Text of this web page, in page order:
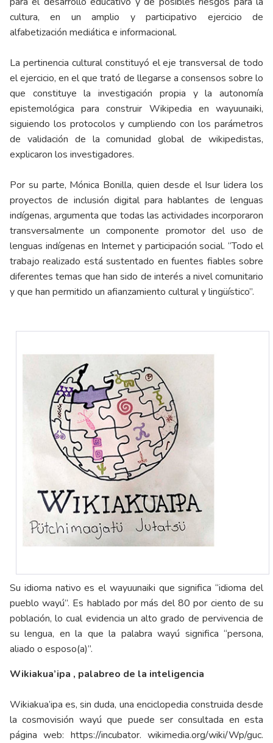
cultura, en un amplio y participativo ejercicio de
alfabetización mediática e informacional.
La pertinencia cultural constituyó el eje transversal de todo
el ejercicio, en el que trató de llegarse a consensos sobre lo
que constituye la investigación propia y la autonomía
epistemológica para construir Wikipedia en wayuunaiki,
siguiendo los protocolos y cumpliendo con los parámetros
de validación de la comunidad global de wikipedistas,
explicaron los investigadores.
Por su parte, Mónica Bonilla, quien desde el Isur lidera los
proyectos de inclusión digital para hablantes de lenguas
indígenas, argumenta que todas las actividades incorporaron
transversalmente un componente promotor del uso de
lenguas indígenas en Internet y participación social. “Todo el
trabajo realizado está sustentado en fuentes fiables sobre
diferentes temas que han sido de interés a nivel comunitario
y que han permitido un afianzamiento cultural y lingüístico”.
Su idioma nativo es el wayuunaiki que significa “idioma del
pueblo wayú”. Es hablado por más del 80 por ciento de su
población, lo cual evidencia un alto grado de pervivencia de
su lengua, en la que la palabra wayú significa “persona,
aliado o esposo(a)”.
Wikiakua’ipa , palabreo de la inteligencia
Wikiakua’ipa es, sin duda, una enciclopedia construida desde
la cosmovisión wayú que puede ser consultada en esta
página web: https://incubator. wikimedia.org/wiki/Wp/guc.